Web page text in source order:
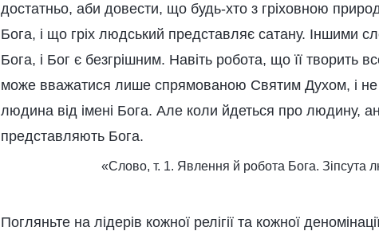
достатньо, аби довести, що будь-хто з гріховною
Бога, і що гріх людський представляє сатану. Іншими
Бога, і Бог є безгрішним. Навіть робота, що її творить
може вважатися лише спрямованою Святим Духом, і не
людина від імені Бога. Але коли йдеться про людину, ані
представляють Бога.
«Слово, т. 1. Явлення й робота Бога. Зіпсута
Погляньте на лідерів кожної релігії та кожної